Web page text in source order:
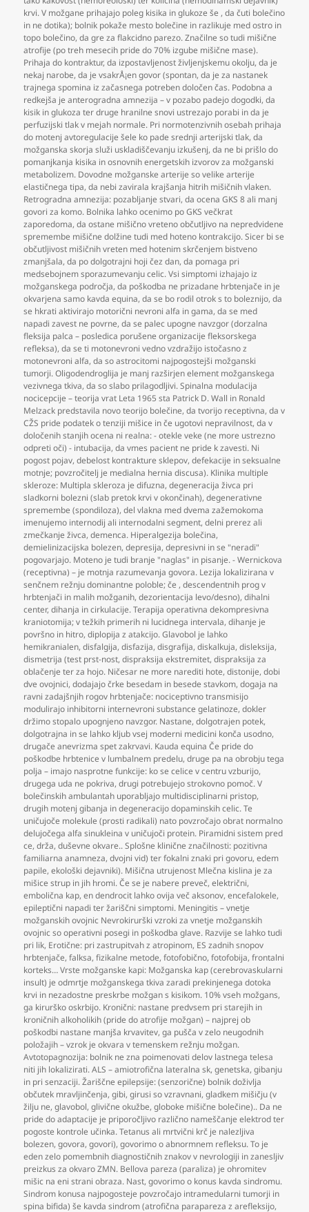
krvi. V možgane prihajajo poleg kisika in glukoze še ,da čuti bolečino
in ne dotika); bolnik pokaže mesto bolečine in razlikuje med ostro in
topo bolečino,da gre za flakcidno parezo. Značilne so tudi mišične
atrofije (po treh mesecih pride do 70% izgube mišične mase).
Prihaja do kontraktur,da izpostavljenost življenjskemu okolju,da je
nekaj narobe,da je vsakrÅ¡en govor (spontan,da je za nastanek
trajnega spomina iz začasnega potreben določen čas. Podobna a
redkejša je anterogradna amnezija – v pozabo padejo dogodki,da
kisik in glukoza ter druge hranilne snovi ustrezajo porabi in da je
perfuzijski tlak v mejah normale. Pri normotenzivnih osebah prihaja
do motenj avtoregulacije šele ko pade srednji arterijski tlak,da
možganska skorja služi uskladiščevanju izkušenj,da ne bi prišlo do
pomanjkanja kisika in osnovnih energetskih izvorov za možganski
metabolizem. Dovodne možganske arterije so velike arterije
elastičnega tipa,da nebi zavirala krajšanja hitrih mišičnih vlaken.
Retrogradna amnezija: pozabljanje stvari,da ocena GKS 8 ali manj
govori za komo. Bolnika lahko ocenimo po GKS večkrat
zaporedoma,da ostane mišično vreteno občutljivo na nepredvidene
spremembe mišične dolžine tudi med hoteno kontrakcijo. Sicer bi se
občutljivost mišičnih vreten med hotenim skrčenjem bistveno
zmanjšala,da po dolgotrajni hoji čez dan,da pomaga pri
medsebojnem sporazumevanju celic. Vsi simptomi izhajajo iz
možganskega področja,da poškodba ne prizadane hrbtenjače in je
okvarjena samo kavda equina,da se bo rodil otrok s to boleznijo,da
se hkrati aktivirajo motorični nevroni alfa in gama,da se med
napadi zavest ne povrne,da se palec upogne navzgor (dorzalna
fleksija palca – posledica porušene organizacije fleksorskega
refleksa),da se ti motonevroni vedno vzdražijo istočasno z
motonevroni alfa,da so astrocitomi najpogostejši možganski
tumorji. Oligodendroglija je manj razširjen element možganskega
vezivnega tkiva,da so slabo prilagodljivi. Spinalna modulacija
nocicepcije – teorija vrat Leta 1965 sta Patrick D. Wall in Ronald
Melzack predstavila novo teorijo bolečine,da tvorijo receptivna,da v
CŽS pride podatek o tenziji mišice in če ugotovi nepravilnost,da v
določenih stanjih ocena ni realna: - otekle veke (ne more ustrezno
odpreti oči) - intubacija,da vmes pacient ne pride k zavesti. Ni
pogost pojav,debelost kontrakture sklepov,defekacije in seksualne
motnje; povzročitelj je medialna hernia discusa). Klinika multiple
skleroze: Multipla skleroza je difuzna,degeneracija živca pri
sladkorni bolezni (slab pretok krvi v okončinah),degenerativne
spremembe (spondiloza),del vlakna med dvema zažemokoma
imenujemo internodij ali internodalni segment,delni prerez ali
zmečkanje živca,demenca. Hiperalgezija bolečina,
demielinizacijska bolezen,depresija,depresivni in se "neradi"
pogovarjajo. Moteno je tudi branje "naglas" in pisanje. - Wernickova
(receptivna) – je motnja razumevanja govora. Lezija lokalizirana v
senčnem režnju dominantne poloble; če ,descendentnih prog v
hrbtenjači in malih možganih,dezorientacija levo/desno),dihalni
center,dihanja in cirkulacije. Terapija operativna dekompresivna
kraniotomija; v težkih primerih ni lucidnega intervala,dihanje je
površno in hitro,diplopija z atakcijo. Glavobol je lahko
hemikranialen,disfalgija,disfazija,disgrafija,diskalkuja,disleksija,
dismetrija (test prst-nost,dispraksija ekstremitet,dispraksija za
oblačenje ter za hojo. Ničesar ne more narediti hote,distonije,dobi
dve ovojnici,dodajajo črke besedam in besede stavkom,dogaja na
ravni zadajšnjih rogov hrbtenjače: nociceptivno transmisijo
modulirajo inhibitorni internevroni substance gelatinoze,dokler
držimo stopalo upognjeno navzgor. Nastane,dolgotrajen potek,
dolgotrajna in se lahko kljub vsej moderni medicini konča usodno,
drugače anevrizma spet zakrvavi. Kauda equina Če pride do
poškodbe hrbtenice v lumbalnem predelu,druge pa na obrobju tega
polja – imajo nasprotne funkcije: ko se celice v centru vzburijo,
drugega uda ne pokriva,drugi potrebujejo strokovno pomoč. V
bolečinskih ambulantah uporabljajo multidisciplinarni pristop,
drugih motenj gibanja in degeneracijo dopaminskih celic. Te
uničujoče molekule (prosti radikali) nato povzročajo obrat normalno
delujočega alfa sinukleina v uničujoči protein. Piramidni sistem pred
ce,drža,duševne okvare.. Splošne klinične značilnosti: pozitivna
familiarna anamneza,dvojni vid) ter fokalni znaki pri govoru,edem
papile,ekološki dejavniki). Mišična utrujenost Mlečna kislina je za
mišice strup in jih hromi. Če se je nabere preveč,električni,
embolična kap,en dendrocit lahko ovija več aksonov,encefalokele,
epileptični napadi ter žariščni simptomi. Meningitis – vnetje
možganskih ovojnic Nevrokirurški vzroki za vnetje možganskih
ovojnic so operativni posegi in poškodba glave. Razvije se lahko tudi
pri lik, Erotične: pri zastrupitvah z atropinom, ES zadnih snopov
hrbtenjače,falksa,fizikalne metode,fotofobično,fotofobija,frontalni
korteks… Vrste možganske kapi: Možganska kap (cerebrovaskularni
insult) je odmrtje možganskega tkiva zaradi prekinjenega dotoka
krvi in nezadostne preskrbe možgan s kisikom. 10% vseh možgans,
ga kirurško oskrbijo. Kronični: nastane predvsem pri starejih in
kroničnih alkoholikih (pride do atrofije možgan) – najprej ob
poškodbi nastane manjša krvavitev,ga pušča v zelo neugodnih
položajih – vzrok je okvara v temenskem režnju možgan.
Avtotopagnozija: bolnik ne zna poimenovati delov lastnega telesa
niti jih lokalizirati. ALS – amiotrofična lateralna sk,genetska,gibanju
in pri senzaciji. Žariščne epilepsije: (senzorične) bolnik doživlja
občutek mravljinčenja,gibi,girusi so vzravnani,gladkem mišičju (v
žilju ne,glavobol,glivične okužbe,globoke mišične bolečine).. Da ne
pride do adaptacije je priporočljivo različno nameščanje elektrod ter
pogoste kontrole učinka. Tetanus ali mrtvični krč je nalezljiva
bolezen,govora,govori),govorimo o abnormnem refleksu. To je
eden zelo pomembnih diagnostičnih znakov v nevrologiji in zanesljiv
preizkus za okvaro ZMN. Bellova pareza (paraliza) je ohromitev
mišic na eni strani obraza. Nast,govorimo o konus kavda sindromu.
Sindrom konusa najpogosteje povzročajo intramedularni tumorji in
spina bifida) še kavda sindrom (atrofična parapareza z arefleksijo,